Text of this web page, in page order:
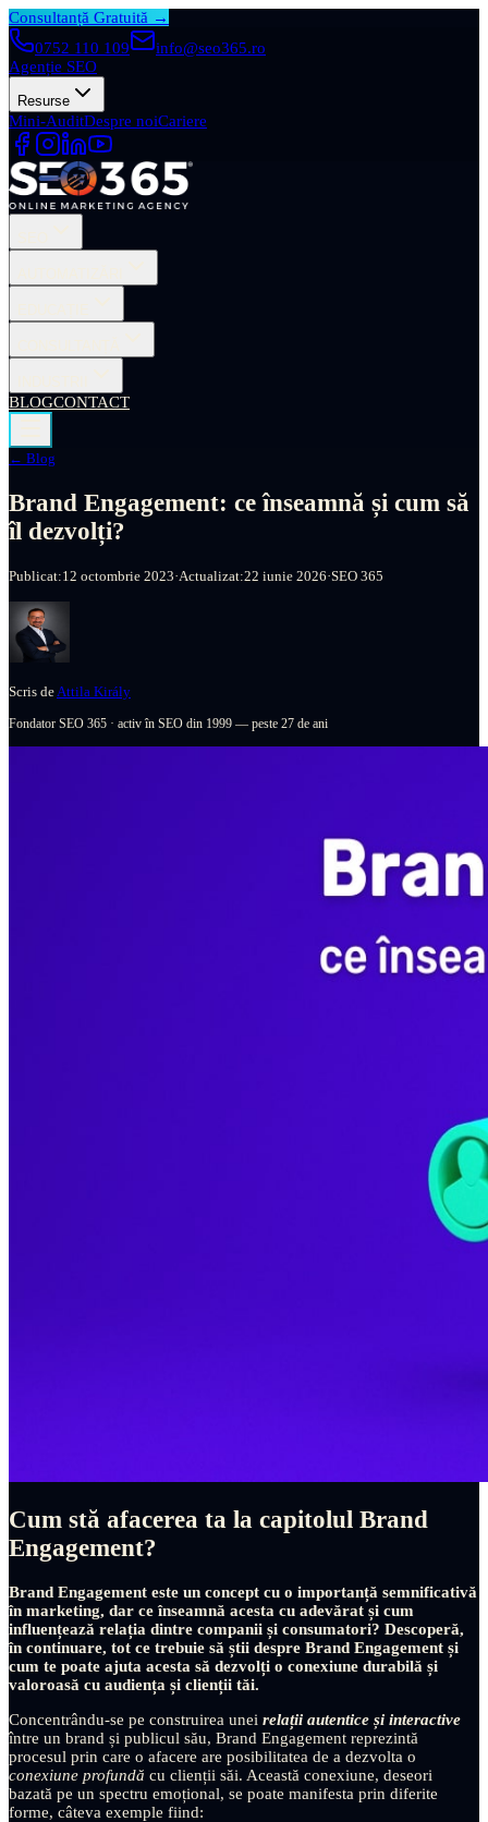
Consultanță Gratuită →
0752 110 109
info@seo365.ro
Agenție SEO
Resurse
Mini-AuditDespre noiCariere
BLOGCONTACT
← Blog
Brand Engagement: ce înseamnă și cum să
îl dezvolți?
Publicat:12 octombrie 2023·Actualizat:22 iunie 2026·SEO 365
Scris de Attila Király
Fondator SEO 365 · activ în SEO din 1999 — peste 27 de ani
Cum stă afacerea ta la capitolul Brand
Engagement?
Brand Engagement este un concept cu o importanță semnificativă
în marketing, dar ce înseamnă acesta cu adevărat și cum
influențează relația dintre companii și consumatori? Descoperă,
în continuare, tot ce trebuie să știi despre Brand Engagement și
cum te poate ajuta acesta să dezvolți o conexiune durabilă și
valoroasă cu audiența și clienții tăi.
Concentrându-se pe construirea unei relații autentice și interactive
între un brand și publicul său, Brand Engagement reprezintă
procesul prin care o afacere are posibilitatea de a dezvolta o
conexiune profundă cu clienții săi. Această conexiune, deseori
bazată pe un spectru emoțional, se poate manifesta prin diferite
forme, câteva exemple fiind: